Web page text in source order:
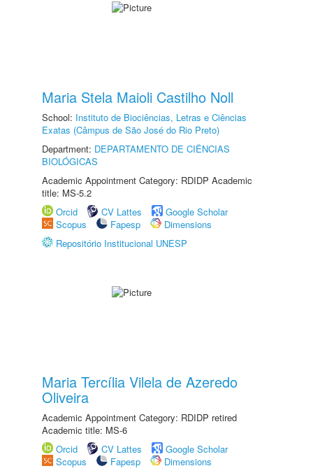
Maria Stela Maioli Castilho Noll
School: Instituto de Biociências, Letras e Ciências
Exatas (Câmpus de São José do Rio Preto)
Department: DEPARTAMENTO DE CIÊNCIAS
BIOLÓGICAS
Academic Appointment Category: RDIDP Academic
title: MS-5.2
Orcid
CV Lattes
Google Scholar
Scopus
Fapesp
Dimensions
Repositório Institucional UNESP
Maria Tercília Vilela de Azeredo
Oliveira
Academic Appointment Category: RDIDP retired
Academic title: MS-6
Orcid
CV Lattes
Google Scholar
Scopus
Fapesp
Dimensions